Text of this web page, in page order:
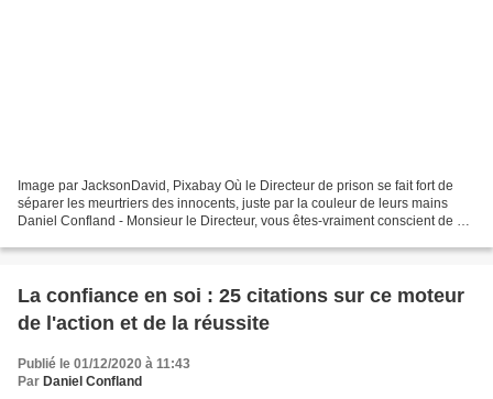
Image par JacksonDavid, Pixabay Où le Directeur de prison se fait fort de
séparer les meurtriers des innocents, juste par la couleur de leurs mains
Daniel Confland - Monsieur le Directeur, vous êtes-vraiment conscient de ce
La confiance en soi : 25 citations sur ce moteur
de l'action et de la réussite
Publié le 01/12/2020 à 11:43
Par Daniel Confland